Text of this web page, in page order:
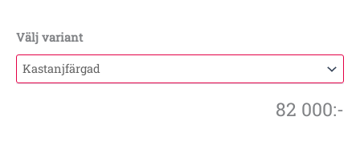
Välj variant
82 000:-